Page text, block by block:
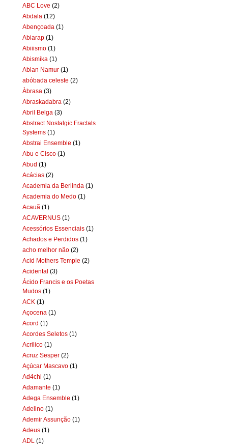
ABC Love (2)
Abdala (12)
Abençoada (1)
Abiarap (1)
Abiiismo (1)
Abismika (1)
Ablan Namur (1)
abóbada celeste (2)
Àbrasa (3)
Abraskadabra (2)
Abril Belga (3)
Abstract Nostalgic Fractals
Systems (1)
Abstrai Ensemble (1)
Abu e Cisco (1)
Abud (1)
Acácias (2)
Academia da Berlinda (1)
Academia do Medo (1)
Acauã (1)
ACAVERNUS (1)
Acessórios Essenciais (1)
Achados e Perdidos (1)
acho melhor não (2)
Acid Mothers Temple (2)
Acidental (3)
Ácido Francis e os Poetas
Mudos (1)
ACK (1)
Açocena (1)
Acord (1)
Acordes Seletos (1)
Acrilico (1)
Acruz Sesper (2)
Açúcar Mascavo (1)
Ad4chi (1)
Adamante (1)
Adega Ensemble (1)
Adelino (1)
Ademir Assunção (1)
Adeus (1)
ADL (1)